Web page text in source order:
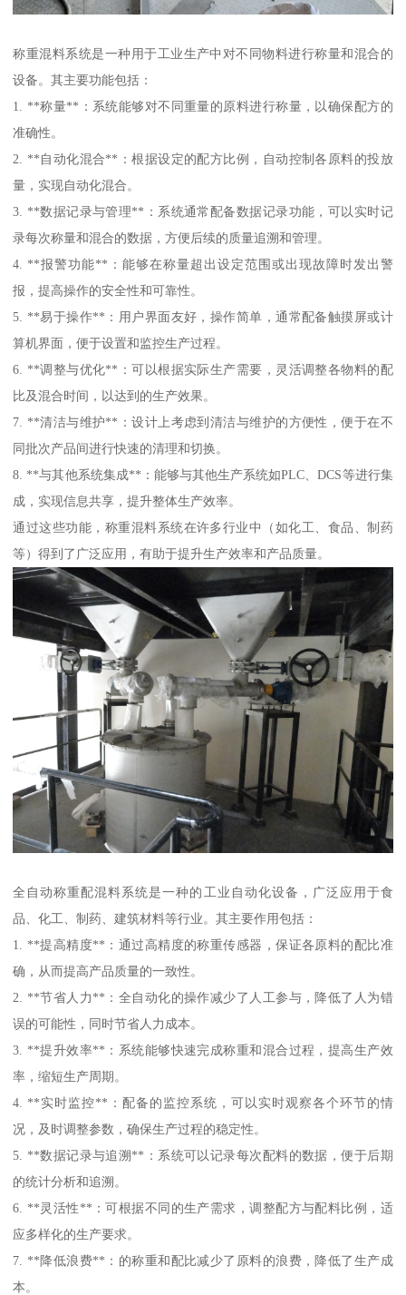
称重混料系统是一种用于工业生产中对不同物料进行称量和混合的
设备。其主要功能包括：
1. **称量**：系统能够对不同重量的原料进行称量，以确保配方的
准确性。
2. **自动化混合**：根据设定的配方比例，自动控制各原料的投放
量，实现自动化混合。
3. **数据记录与管理**：系统通常配备数据记录功能，可以实时记
录每次称量和混合的数据，方便后续的质量追溯和管理。
4. **报警功能**：能够在称量超出设定范围或出现故障时发出警
报，提高操作的安全性和可靠性。
5. **易于操作**：用户界面友好，操作简单，通常配备触摸屏或计
算机界面，便于设置和监控生产过程。
6. **调整与优化**：可以根据实际生产需要，灵活调整各物料的配
比及混合时间，以达到的生产效果。
7. **清洁与维护**：设计上考虑到清洁与维护的方便性，便于在不
同批次产品间进行快速的清理和切换。
8. **与其他系统集成**：能够与其他生产系统如PLC、DCS等进行集
成，实现信息共享，提升整体生产效率。
通过这些功能，称重混料系统在许多行业中（如化工、食品、制药
等）得到了广泛应用，有助于提升生产效率和产品质量。
全自动称重配混料系统是一种的工业自动化设备，广泛应用于食
品、化工、制药、建筑材料等行业。其主要作用包括：
1. **提高精度**：通过高精度的称重传感器，保证各原料的配比准
确，从而提高产品质量的一致性。
2. **节省人力**：全自动化的操作减少了人工参与，降低了人为错
误的可能性，同时节省人力成本。
3. **提升效率**：系统能够快速完成称重和混合过程，提高生产效
率，缩短生产周期。
4. **实时监控**：配备的监控系统，可以实时观察各个环节的情
况，及时调整参数，确保生产过程的稳定性。
5. **数据记录与追溯**：系统可以记录每次配料的数据，便于后期
的统计分析和追溯。
6. **灵活性**：可根据不同的生产需求，调整配方与配料比例，适
应多样化的生产要求。
7. **降低浪费**：的称重和配比减少了原料的浪费，降低了生产成
本。